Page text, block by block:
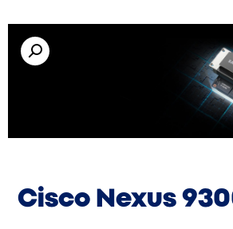
Cisco Nexus